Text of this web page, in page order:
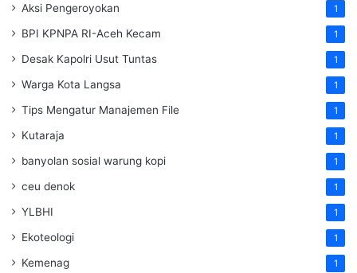
Aksi Pengeroyokan 1
BPI KPNPA RI-Aceh Kecam 1
Desak Kapolri Usut Tuntas 1
Warga Kota Langsa 1
Tips Mengatur Manajemen File 1
Kutaraja 1
banyolan sosial warung kopi 1
ceu denok 1
YLBHI 1
Ekoteologi 1
Kemenag 1